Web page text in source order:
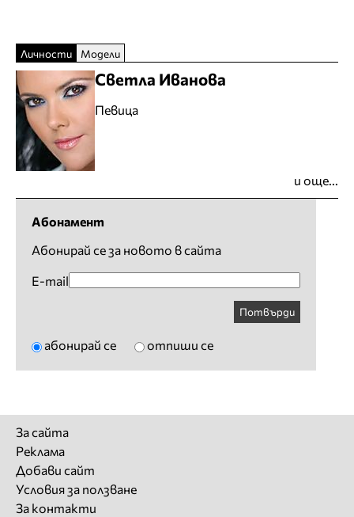
Личности Модели
Светла Иванова
Певица
и още...
Абонамент
Абонирай се за новото в сайта
E-mail
Потвърди
абонирай се отпиши се
За сайта
Реклама
Добави сайт
Условия за ползване
За контакти